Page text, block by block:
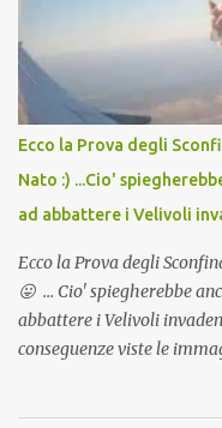
l'articolo per NON
Ecco la Prova degli
Nato :) ...Cio'
ad abbattere i Velivoli
Ecco la Prova degli
😛 ... Cio' spiegherebbe
abbattere i Velivoli
conseguenze viste le